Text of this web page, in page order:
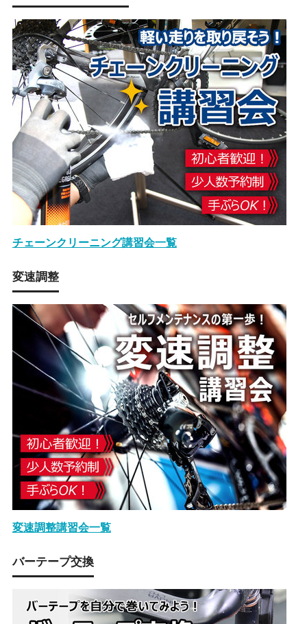
チェーンクリーニング講習会一覧
変速調整
変速調整講習会一覧
バーテープ交換